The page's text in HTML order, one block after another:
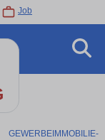
Job
GEWERBEIMMOBILIE-